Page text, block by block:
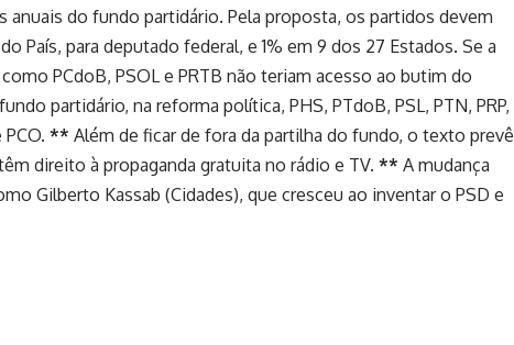
do fundo partidário. Pela proposta, os partidos devem
País, para deputado federal, e 1% em 9 dos 27 Estados. Se a
PCdoB, PSOL e PRTB não teriam acesso ao butim do
partidário, na reforma política, PHS, PTdoB, PSL, PTN, PRP,
PCO. ** Além de ficar de fora da partilha do fundo, o texto prevê
direito à propaganda gratuita no rádio e TV. ** A mudança
Gilberto Kassab (Cidades), que cresceu ao inventar o PSD e